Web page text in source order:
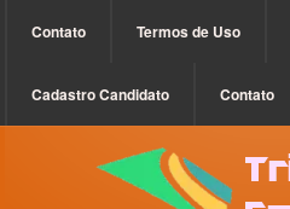
Contato Termos de Uso
Cadastro Candidato Contato